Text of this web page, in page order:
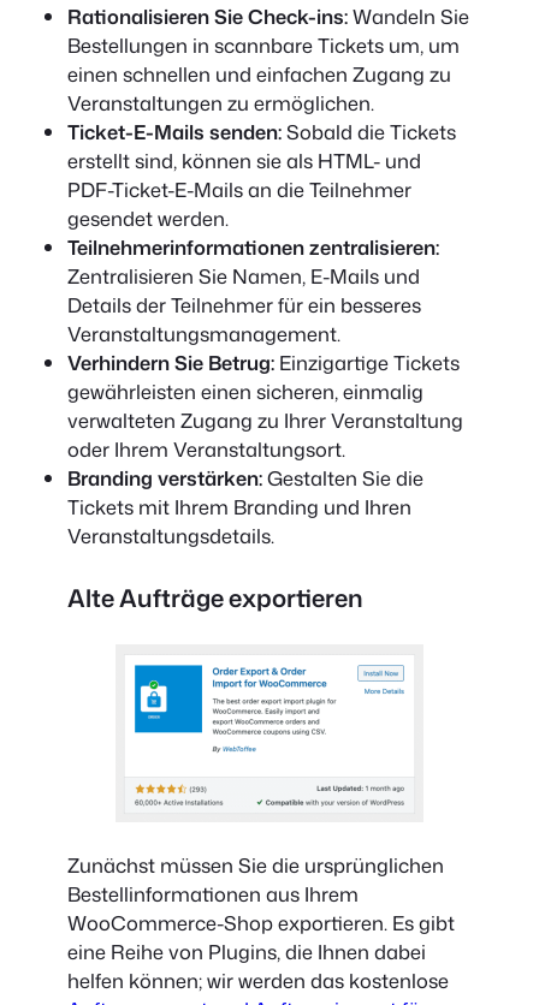
Rationalisieren Sie Check-ins:Wandeln Sie
Bestellungen in scannbare Tickets um, um
einen schnellen und einfachen Zugang zu
Veranstaltungen zu ermöglichen.
Ticket-E-Mails senden:Sobald die Tickets
erstellt sind, können sie als HTML- und
PDF-Ticket-E-Mails an die Teilnehmer
gesendet werden.
Teilnehmerinformationen zentralisieren:
Zentralisieren Sie Namen, E-Mails und
Details der Teilnehmer für ein besseres
Veranstaltungsmanagement.
Verhindern Sie Betrug: Einzigartige Tickets
gewährleisten einen sicheren, einmalig
verwalteten Zugang zu Ihrer Veranstaltung
oder Ihrem Veranstaltungsort.
Branding verstärken:Gestalten Sie die
Tickets mit Ihrem Branding und Ihren
Veranstaltungsdetails.
Alte Aufträge exportieren
Zunächst müssen Sie die ursprünglichen
Bestellinformationen aus Ihrem
WooCommerce-Shop exportieren. Es gibt
eine Reihe von Plugins, die Ihnen dabei
helfen können; wir werden das kostenlose